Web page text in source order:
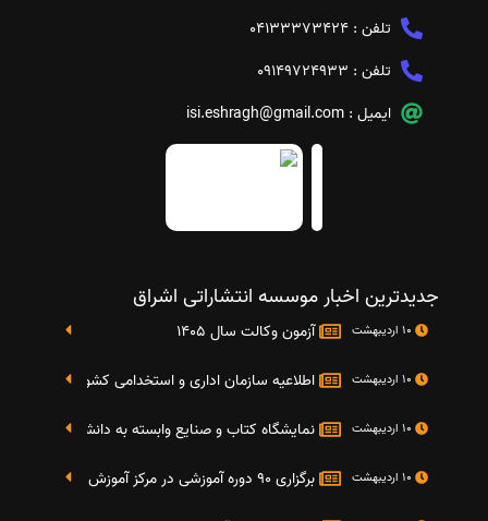
تلفن : 04133373424
تلفن : 09149724933
ایمیل : isi.eshragh@gmail.com
جدیدترین اخبار موسسه انتشاراتی اشراق
آزمون وکالت سال 1405
اطلاعیه سازمان اداری و استخدامی کشور در خصوص
نمایشگاه کتاب و صنایع وابسته به دانشگاه صنعتی شریف 4 الی 8 مهر
برگزاری 90 دوره آموزشی در مرکز آموزش فرهنگی دانشگاه علامه